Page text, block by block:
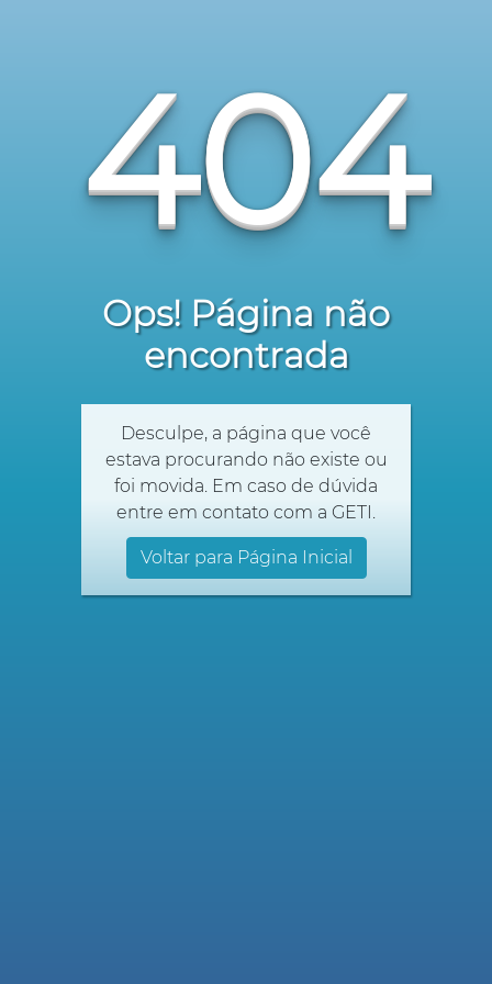
404
Ops! Página não
encontrada
Desculpe, a página que você
estava procurando não existe ou
foi movida. Em caso de dúvida
entre em contato com a GETI.
Voltar para Página Inicial